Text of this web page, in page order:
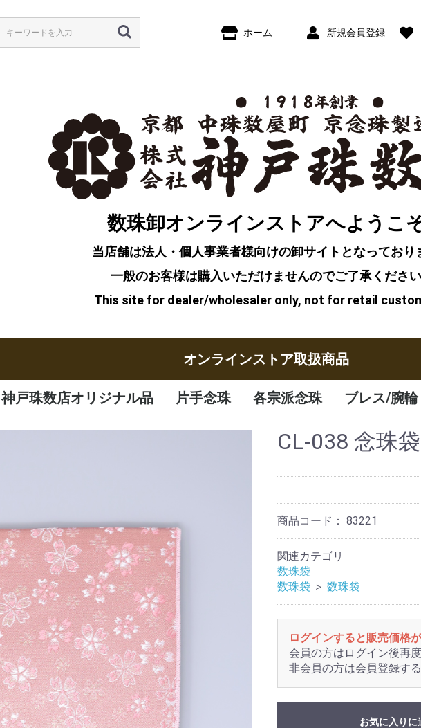
ホーム 新規会員登録
数珠卸オンラインストアへようこ
当店舗は法人・個人事業者様向けの卸サイトとなっており
一般のお客様は購入いただけませんのでご了承ください
This site for dealer/wholesaler only, not for retail
オンラインストア取扱商品
神戸珠数店オリジナル品
オリジナル品
一凛
清水焼
片手念珠
女性
男性
子供
各宗派念珠
曹洞宗
臨済宗
天台宗
真言宗
日蓮宗
浄土宗
浄土真宗
ブレス/腕輪
腕輪
ブレスレット
CL-038 念珠
商品コード： 83221
関連カテゴリ
数珠袋
数珠袋 ＞ 数珠袋
ログインすると販売価格
会員の方はログイン後再
非会員の方は会員登録す
お気に入りに